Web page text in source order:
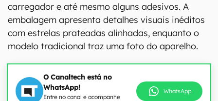
carregador e até mesmo alguns adesivos. A
embalagem apresenta detalhes visuais inéditos
com estrelas prateadas alinhadas, enquanto o
modelo tradicional traz uma foto do aparelho.
O Canaltech está no
WhatsApp!
Entre no canal e acompanhe
WhatsApp